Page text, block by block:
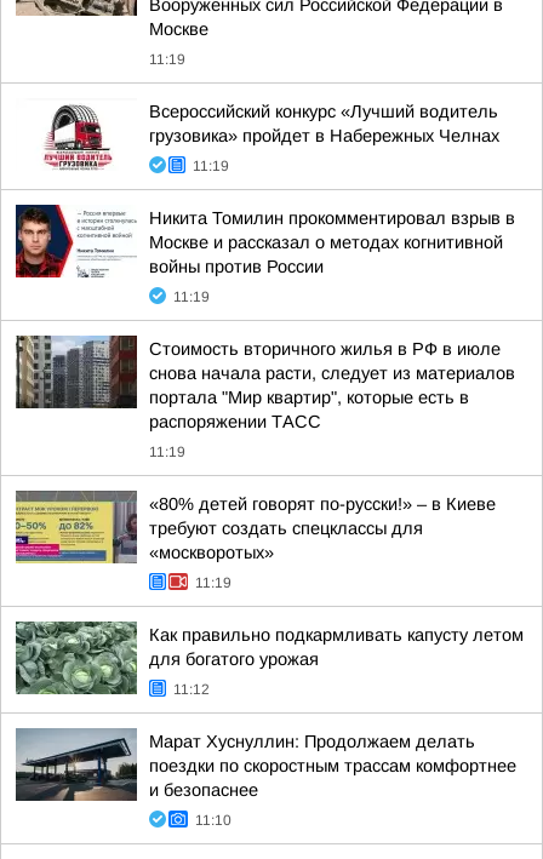
Вооруженных сил Российской Федерации в
Москве
11:19
Всероссийский конкурс «Лучший водитель
грузовика» пройдет в Набережных Челнах
11:19
Никита Томилин прокомментировал взрыв в
Москве и рассказал о методах когнитивной
войны против России
11:19
Стоимость вторичного жилья в РФ в июле
снова начала расти, следует из материалов
портала "Мир квартир", которые есть в
распоряжении ТАСС
11:19
«80% детей говорят по-русски!» – в Киеве
требуют создать спецклассы для
«москворотых»
11:19
Как правильно подкармливать капусту летом
для богатого урожая
11:12
Марат Хуснуллин: Продолжаем делать
поездки по скоростным трассам комфортнее
и безопаснее
11:10